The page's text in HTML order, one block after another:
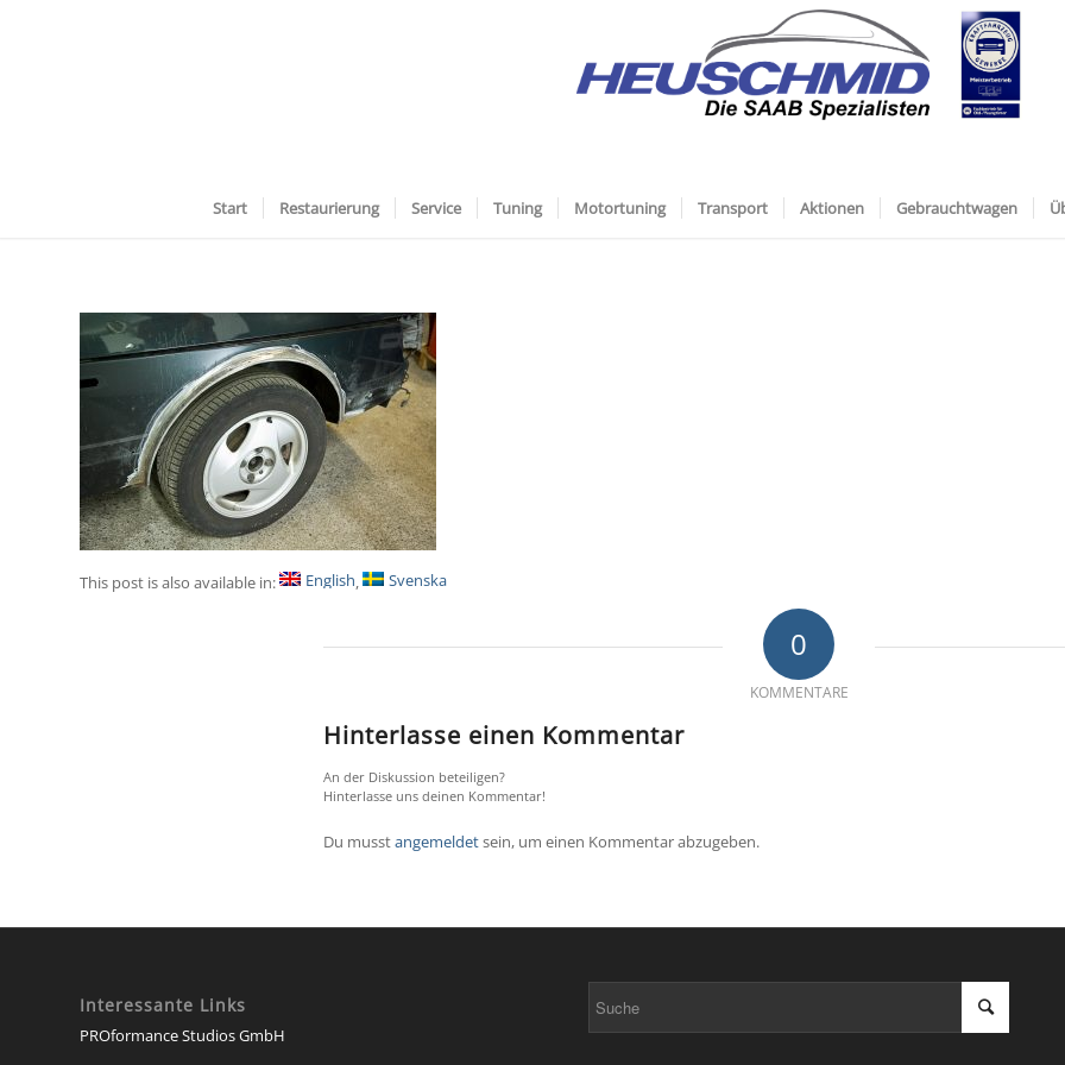
Start Restaurierung Service Tuning Motortuning Transport Aktionen Gebrauchtwagen
This post is also available in: English Svenska
0
KOMMENTARE
Hinterlasse einen Kommentar
An der Diskussion beteiligen?
Hinterlasse uns deinen Kommentar!
Du musstangemeldetsein, um einen Kommentar abzugeben.
Interessante Links
PROformance Studios GmbH